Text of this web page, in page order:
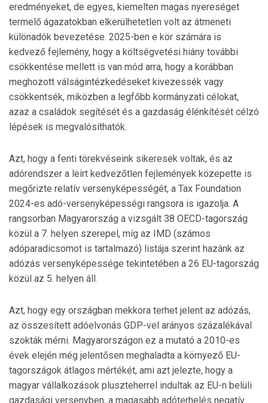
eredményeket, de egyes, kiemelten magas nyereséget
termelő ágazatokban elkerülhetetlen volt az átmeneti
különadók bevezetése. 2025-ben e kör számára is
kedvező fejlemény, hogy a költségvetési hiány további
csökkentése mellett is van mód arra, hogy a korábban
meghozott válságintézkedéseket kivezessék vagy
csökkentsék, miközben a legfőbb kormányzati célokat,
azaz a családok segítését és a gazdaság élénkítését célzó
lépések is megvalósíthatók.
Azt, hogy a fenti törekvéseink sikeresek voltak, és az
adórendszer a leírt kedvezőtlen fejlemények közepette is
megőrizte relatív versenyképességét, a Tax Foundation
2024-es adó-versenyképességi rangsora is igazolja. A
rangsorban Magyarország a vizsgált 38 OECD-tagország
közül a 7. helyen szerepel, míg az IMD (számos
adóparadicsomot is tartalmazó) listája szerint hazánk az
adózás versenyképessége tekintetében a 26 EU-tagország
közül az 5. helyen áll.
Azt, hogy egy országban mekkora terhet jelent az adózás,
az összesített adóelvonás GDP-vel arányos százalékával
szokták mérni. Magyarországon ez a mutató a 2010-es
évek elején még jelentősen meghaladta a környező EU-
tagországok átlagos mértékét, ami azt jelezte, hogy a
magyar vállalkozások pluszteherrel indultak az EU-n belüli
gazdasági versenyben, a magasabb adóterhelés negatív